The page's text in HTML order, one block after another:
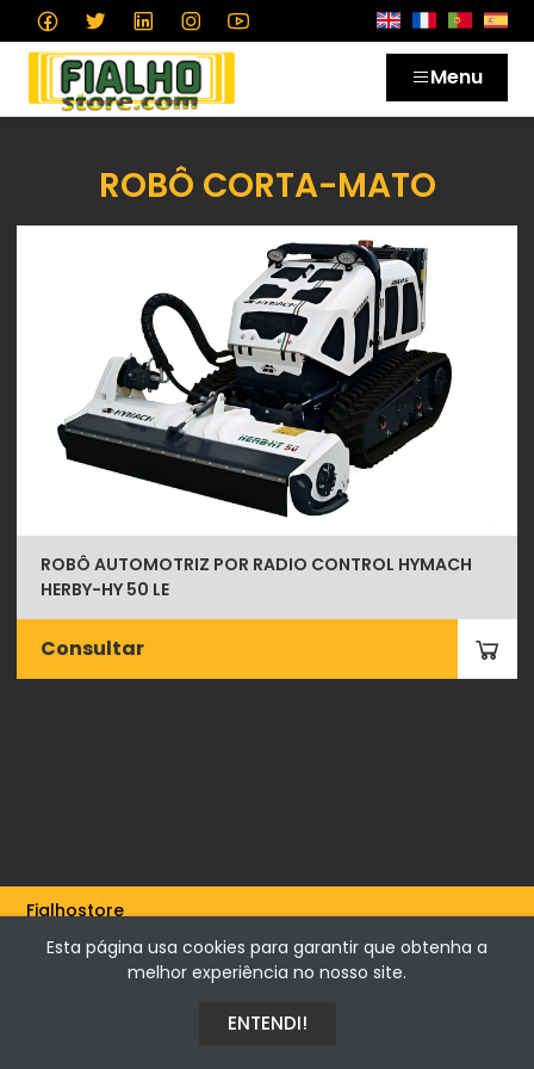
Menu
ROBÔ CORTA-MATO
ROBÔ AUTOMOTRIZ POR RADIO CONTROL HYMACH
HERBY-HY 50 LE
Consultar
Fialhostore
Fialho & Irmão,Lda. | Horta de Barreiros 7005-208 Évora -
Portugal | NIF 500115206
Esta página usa cookies para garantir que obtenha a
melhor experiência no nosso site.
ENTENDI!